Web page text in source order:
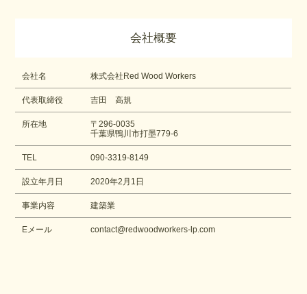
会社概要
会社名 株式会社Red Wood Workers
代表取締役 吉田 高規
所在地
〒296-0035
千葉県鴨川市打墨779-6
TEL 090-3319-8149
設立年月日 2020年2月1日
事業内容 建築業
Eメール contact@redwoodworkers-lp.com